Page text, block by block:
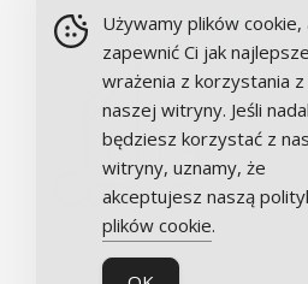
Chór Alla camera
Używamy plików cookie,
zapewnić Ci jak najlepsze
wrażenia z korzystania z
naszej witryny. Jeśli nadal
będziesz korzystać z
witryny, uznamy, że
akceptujesz naszą
plików cookie.